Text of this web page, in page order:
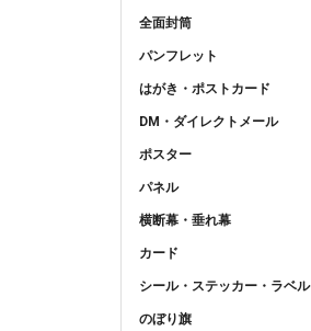
全面封筒
パンフレット
はがき・ポストカード
DM・ダイレクトメール
ポスター
パネル
横断幕・垂れ幕
カード
シール・ステッカー・ラベル
のぼり旗